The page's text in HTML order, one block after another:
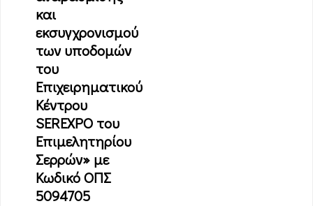
και
εκσυγχρονισμού
των υποδομών
του
Επιχειρηματικού
Κέντρου
SEREXPO του
Επιμελητηρίου
Σερρών» με
Κωδικό ΟΠΣ
5094705